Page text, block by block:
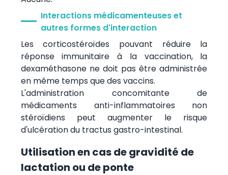
Interactions médicamenteuses et
autres formes d'interaction
Les corticostéroïdes pouvant réduire la
réponse immunitaire à la vaccination, la
dexaméthasone ne doit pas être administrée
en même temps que des vaccins.
L'administration concomitante de
médicaments anti-inflammatoires non
stéroïdiens peut augmenter le risque
d'ulcération du tractus gastro-intestinal.
Utilisation en cas de gravidité de
lactation ou de ponte